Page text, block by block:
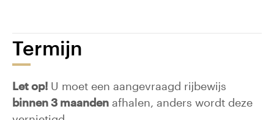
Termijn
Let op! U moet een aangevraagd rijbewijs
binnen 3 maanden afhalen, anders wordt deze